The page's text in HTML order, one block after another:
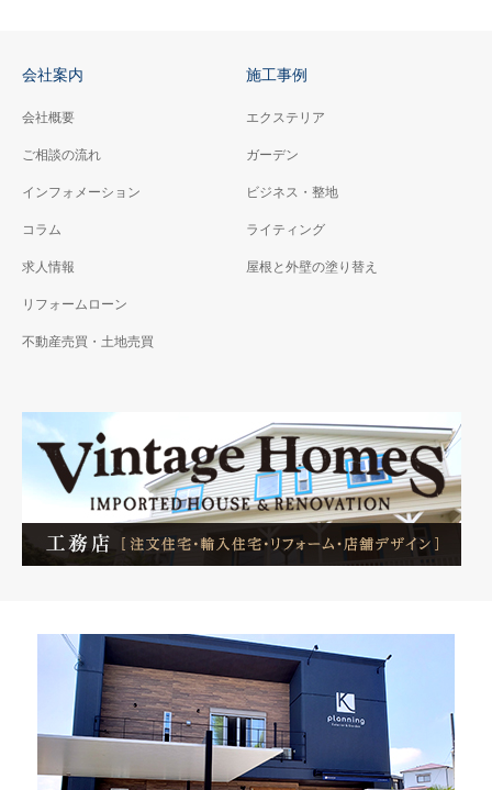
会社案内
会社概要
ご相談の流れ
インフォメーション
コラム
求人情報
リフォームローン
不動産売買・土地売買
施工事例
エクステリア
ガーデン
ビジネス・整地
ライティング
屋根と外壁の塗り替え